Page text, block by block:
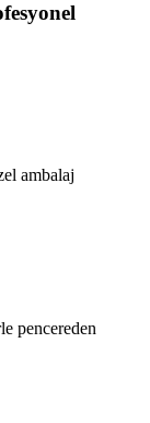
ambalaj
pencereden